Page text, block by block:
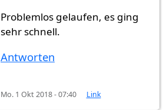
Problemlos gelaufen, es ging
sehr schnell.
Antworten
Mo. 1 Okt 2018 - 07:40 Link